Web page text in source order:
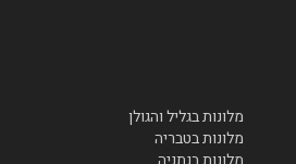
מלונות בגליל והגולן
מלונות בטבריה